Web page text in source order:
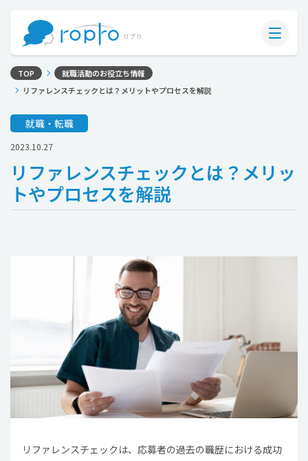
TOP
就職活動のお役立ち情報
リファレンスチェックとは？メリットやプロセスを解説
就職・転職
2023.10.27
リファレンスチェックとは？メリッ
トやプロセスを解説
リファレンスチェックは、応募者の過去の職歴における成功